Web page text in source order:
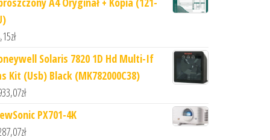
zł
Solaris 7820 1D Hd Multi-If
Kit (Usb) Black (MK782000C38)
zł
PX701-4K
zł